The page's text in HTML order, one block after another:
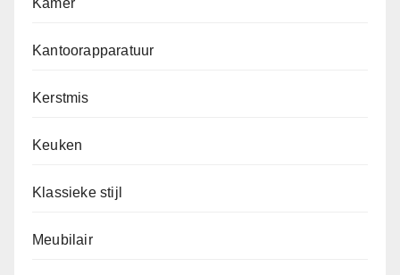
Kamer
Kantoorapparatuur
Kerstmis
Keuken
Klassieke stijl
Meubilair